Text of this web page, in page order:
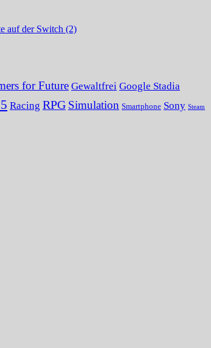
auf der Switch (2)
for Future Gewaltfrei Google Stadia
Racing RPG Simulation Smartphone Sony Steam